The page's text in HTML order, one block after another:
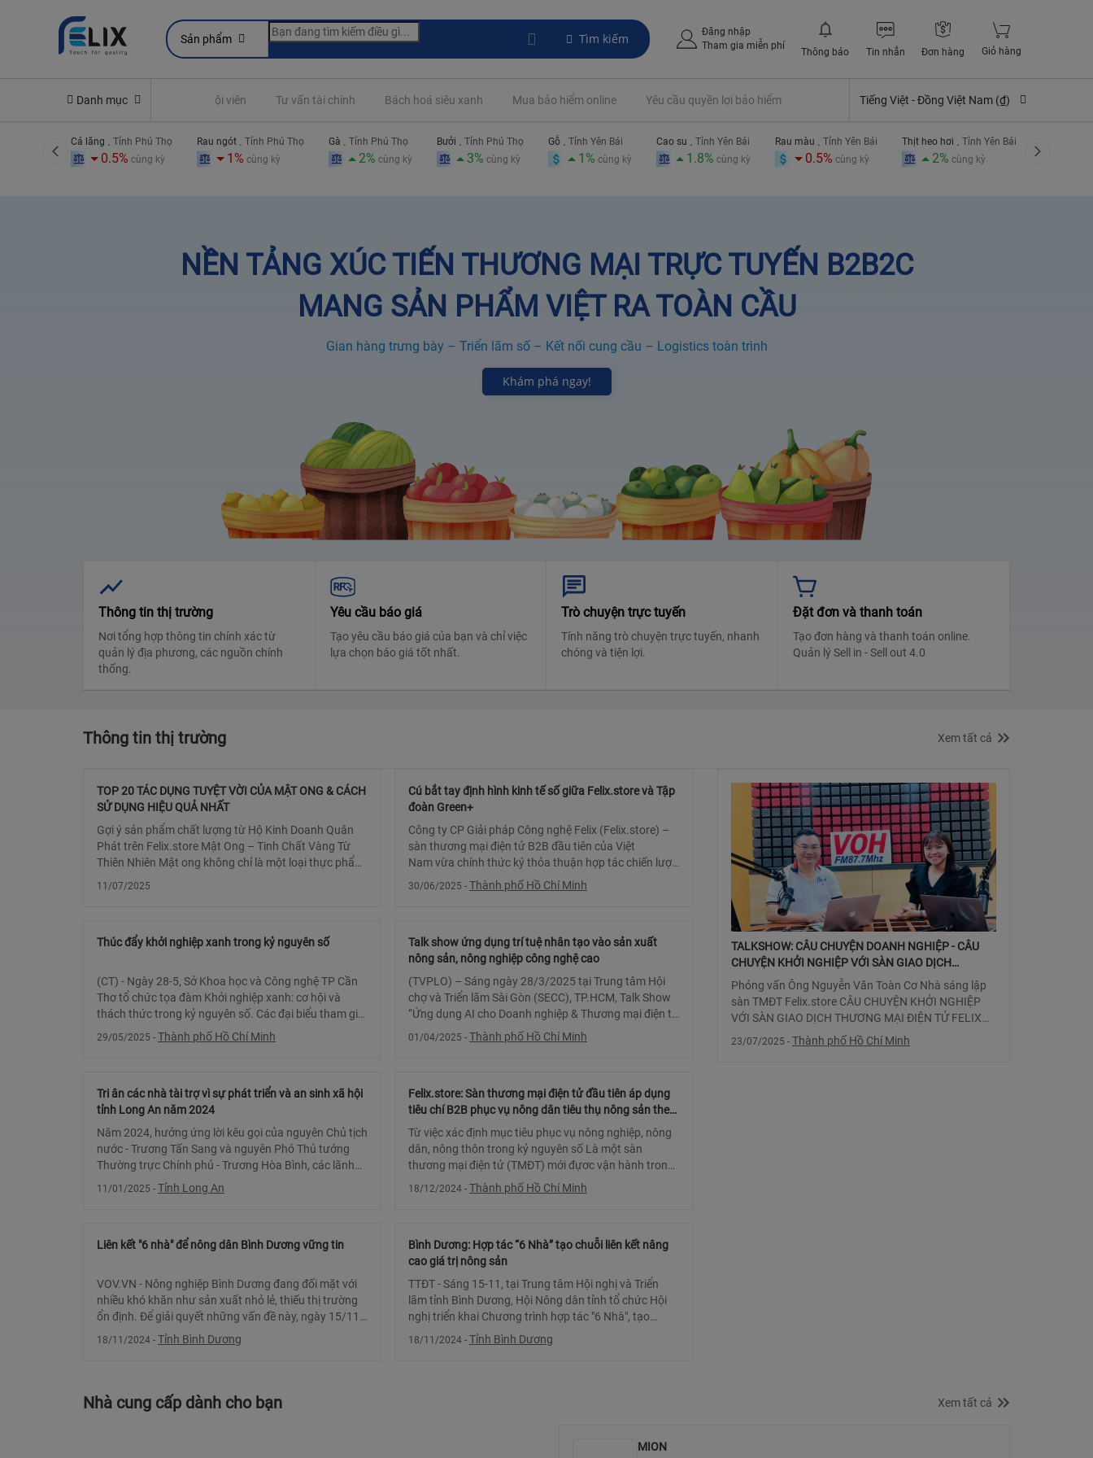
Sản phẩm Tìm kiếm
Đăng nhập
Tham gia miễn phí
Thông báo Tin nhắn Đơn hàng Giỏ hàng
Danh mục
lợi bảo hiểm Đóng phí Thẻ hội viên Tư vấn tài chính Bách hoá siêu xanh Mua bảo hiểm online Yêu cầu quyền lợi bảo hiểm Tiếng Việt -Đồng Việt Nam (₫)
Cá lăng . Tỉnh Phú Thọ
0.5% cùng kỳ
Rau ngót . Tỉnh Phú Thọ
1% cùng kỳ
Gà . Tỉnh Phú Thọ
2% cùng kỳ
Bưởi . Tỉnh Phú Thọ
3% cùng kỳ
Gỗ . Tỉnh Yên Bái
1% cùng kỳ
Cao su . Tỉnh Yên Bái
1.8% cùng kỳ
Rau màu . Tỉnh Yên Bái
0.5% cùng kỳ
Thịt heo hơi . Tỉnh Yên Bái
2% cùng kỳ
NỀN TẢNG XÚC TIẾN THƯƠNG MẠI TRỰC TUYẾN B2B2C
MANG SẢN PHẨM VIỆT RA TOÀN CẦU
Gian hàng trưng bày – Triển lãm số – Kết nối cung cầu – Logistics toàn trình
Khám phá ngay!
Thông tin thị trường
Nơi tổng hợp thông tin chính xác từ
quản lý địa phương, các nguồn chính
thống.
Yêu cầu báo giá
Tạo yêu cầu báo giá của bạn và chỉ việc
lựa chọn báo giá tốt nhất.
Trò chuyện trực tuyến
Tính năng trò chuyện trực tuyến, nhanh
chóng và tiện lợi.
Đặt đơn và thanh toán
Tạo đơn hàng và thanh toán online.
Quản lý Sell in - Sell out 4.0
Thông tin thị trường Xem tất cả
TOP 20 TÁC DỤNG TUYỆT VỜI CỦA MẬT ONG & CÁCH
SỬ DỤNG HIỆU QUẢ NHẤT
Gợi ý sản phẩm chất lượng từ Hộ Kinh Doanh Quân
Phát trên Felix.store Mật Ong – Tinh Chất Vàng Từ
Thiên Nhiên Mật ong không chỉ là một loại thực phẩm
11/07/2025
Cú bắt tay định hình kinh tế số giữa Felix.store và Tập
đoàn Green+
Công ty CP Giải pháp Công nghệ Felix (Felix.store) –
sàn thương mại điện tử B2B đầu tiên của Việt
Nam vừa chính thức ký thỏa thuận hợp tác chiến lược
cùng Tập đoàn Green+ với mục tiêu đồng hành x
30/06/2025 - Thành phố Hồ Chí Minh
Thúc đẩy khởi nghiệp xanh trong kỷ nguyên số
(CT) - Ngày 28-5, Sở Khoa học và Công nghệ TP Cần
Thơ tổ chức tọa đàm Khởi nghiệp xanh: cơ hội và
thách thức trong kỷ nguyên số. Các đại biểu tham gia
phiên thảo luận. Theo các chuyên gia, trong bối
29/05/2025 - Thành phố Hồ Chí Minh
Talk show ứng dụng trí tuệ nhân tạo vào sản xuất
nông sản, nông nghiệp công nghệ cao
(TVPLO) – Sáng ngày 28/3/2025 tại Trung tâm Hội
chợ và Triển lãm Sài Gòn (SECC), TP.HCM, Talk Show
“Ứng dụng AI cho Doanh nghiệp & Thương mại điện tử
xuyên biên giới dành cho hàng nông sản” do Hiệp hội
01/04/2025 - Thành phố Hồ Chí Minh
Tri ân các nhà tài trợ vì sự phát triển và an sinh xã hội
tỉnh Long An năm 2024
Năm 2024, hưởng ứng lời kêu gọi của nguyên Chủ tịch
nước - Trương Tấn Sang và nguyên Phó Thủ tướng
Thường trực Chính phủ - Trương Hòa Bình, các lãnh
đạo tỉnh, nguyên lãnh đạo tỉnh, đã kết nố
11/01/2025 - Tỉnh Long An
Felix.store: Sàn thương mại điện tử đầu tiên áp dụng
tiêu chí B2B phục vụ nông dân tiêu thụ nông sản theo
hình thức mua sỉ, bán sỉ
Từ việc xác định mục tiêu phục vụ nông nghiệp, nông
dân, nông thôn trong kỷ nguyên số Là một sàn
thương mại điện tử (TMĐT) mới đựơc vận hành trong
gần 2 năm, nhưng với việc định vị hướng ?
18/12/2024 - Thành phố Hồ Chí Minh
Liên kết "6 nhà" để nông dân Bình Dương vững tin
VOV.VN - Nông nghiệp Bình Dương đang đối mặt với
nhiều khó khăn như sản xuất nhỏ lẻ, thiếu thị trường
ổn định. Để giải quyết những vấn đề này, ngày 15/11,
Hội Nông dân tỉnh Bình Dương tri??
18/11/2024 - Tỉnh Bình Dương
Bình Dương: Hợp tác “6 Nhà” tạo chuỗi liên kết nâng
cao giá trị nông sản
TTĐT - Sáng 15-11, tại Trung tâm Hội nghị và Triển
lãm tỉnh Bình Dương, Hội Nông dân tỉnh tổ chức Hội
nghị triển khai Chương trình hợp tác "6 Nhà", tạo
chuỗi liên kết hỗ trợ nông dân nâng cao giá
18/11/2024 - Tỉnh Bình Dương
TALKSHOW: CÂU CHUYỆN DOANH NGHIỆP - CÂU
CHUYỆN KHỞI NGHIỆP VỚI SÀN GIAO DỊCH
THƯƠNG MẠI ĐIỆN TỬ FELIX
Phỏng vấn Ông Nguyễn Văn Toàn Cơ Nhà sáng lập
sàn TMĐT Felix.store CÂU CHUYỆN KHỞI NGHIỆP
VỚI SÀN GIAO DỊCH THƯƠNG MẠI ĐIỆN TỬ FELIX
Tại sao anh lại chọn mô hình sàn TMĐT trong khi thị
trường đã có
23/07/2025 - Thành phố Hồ Chí Minh
Nhà cung cấp dành cho bạn Xem tất cả
MION